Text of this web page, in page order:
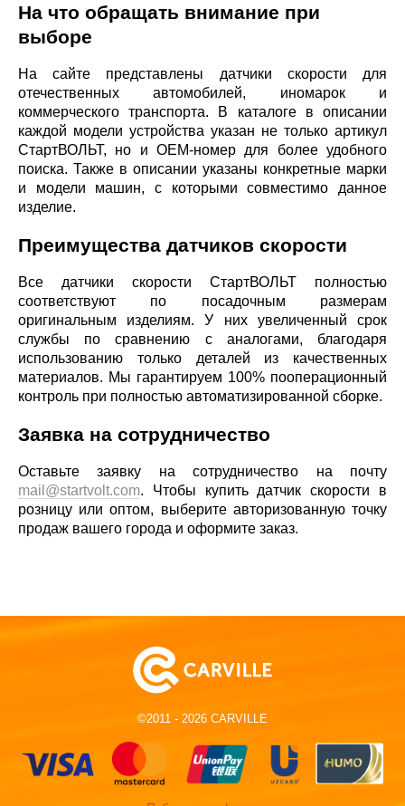
На что обращать внимание при
выборе
На сайте представлены датчики скорости для
отечественных автомобилей, иномарок и
коммерческого транспорта. В каталоге в описании
каждой модели устройства указан не только артикул
СтартВОЛЬТ, но и ОЕМ-номер для более удобного
поиска. Также в описании указаны конкретные марки
и модели машин, с которыми совместимо данное
изделие.
Преимущества датчиков скорости
Все датчики скорости СтартВОЛЬТ полностью
соответствуют по посадочным размерам
оригинальным изделиям. У них увеличенный срок
службы по сравнению с аналогами, благодаря
использованию только деталей из качественных
материалов. Мы гарантируем 100% пооперационный
контроль при полностью автоматизированной сборке.
Заявка на сотрудничество
Оставьте заявку на сотрудничество на почту
mail@startvolt.com. Чтобы купить датчик скорости в
розницу или оптом, выберите авторизованную точку
продаж вашего города и оформите заказ.
©2011 - 2026 CARVILLE